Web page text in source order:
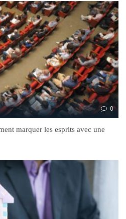
0
marquer les esprits avec une